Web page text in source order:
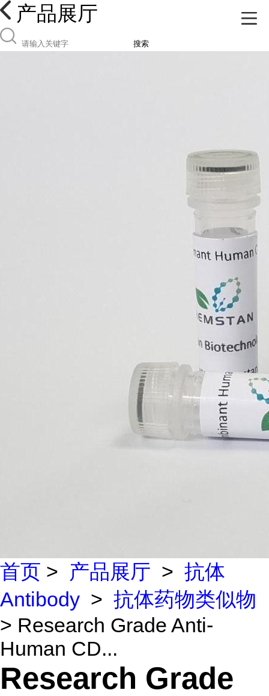
产品展厅
搜索
首页 > 产品展厅 > 抗体
Antibody > 抗体药物类似物
> Research Grade Anti-
Human CD...
Research Grade